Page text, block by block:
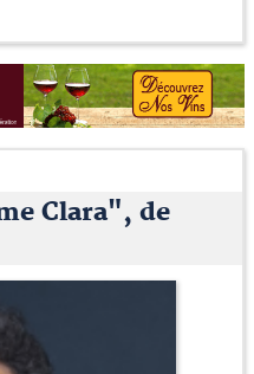
Clara", de